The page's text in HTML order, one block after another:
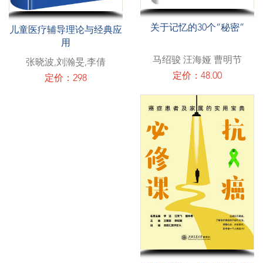
儿童医疗辅导理论与经典应
用
张晓波,刘瀚旻,李倩
定价：298
关于记忆的30个“秘密”
马绍骏 汪海娅 曹明节
定价：48.00